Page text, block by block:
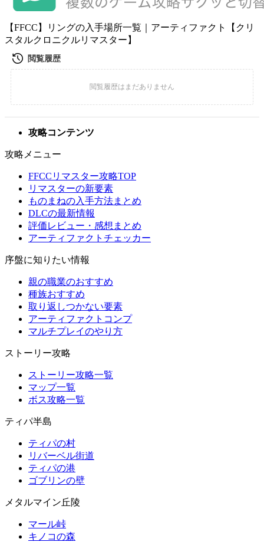
【FFCC】リングの入手場所一覧｜アーティファクト【クリ
スタルクロニクルリマスター】
攻略コンテンツ
攻略メニュー
FFCCリマスター攻略TOP
リマスターの新要素
ものまねの入手方法まとめ
DLCの最新情報
評価レビュー・感想まとめ
アーティファクトチェッカー
序盤に知りたい情報
親の職業のおすすめ
種族おすすめ
取り返しつかない要素
アーティファクトコンプ
マルチプレイのやり方
ストーリー攻略
ストーリー攻略一覧
マップ一覧
ボス攻略一覧
ティパ半島
ティパの村
リバーベル街道
ティパの港
ゴブリンの壁
メタルマイン丘陵
マール峠
キノコの森